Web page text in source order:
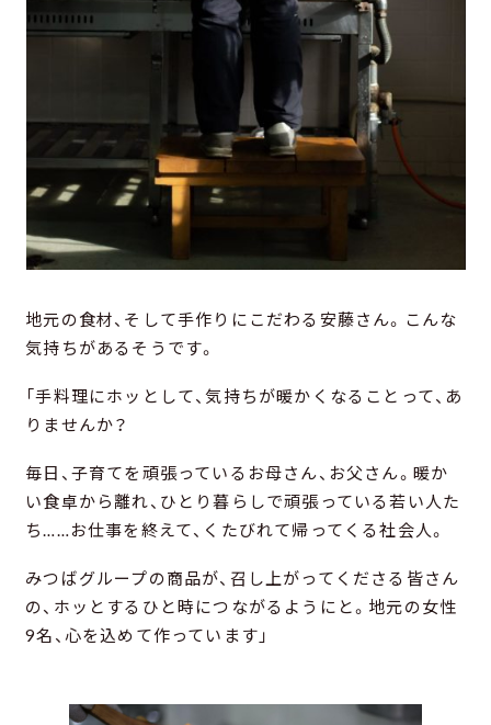
地元の食材、そして手作りにこだわる安藤さん。こんな
気持ちがあるそうです。
「手料理にホッとして、気持ちが暖かくなることって、あ
りませんか？
毎日、子育てを頑張っているお母さん、お父さん。暖か
い食卓から離れ、ひとり暮らしで頑張っている若い人た
ち……お仕事を終えて、くたびれて帰ってくる社会人。
みつばグループの商品が、召し上がってくださる皆さん
の、ホッとするひと時につながるようにと。地元の女性
9名、心を込めて作っています」